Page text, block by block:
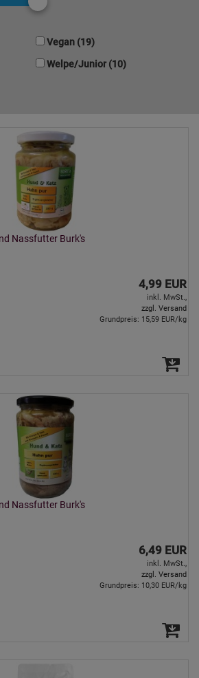
Vegan (19)
Welpe/Junior (10)
Nassfutter Burk's
4,99 EUR
inkl. MwSt.,
zzgl. Versand
Grundpreis: 15,59 EUR/kg
Nassfutter Burk's
6,49 EUR
inkl. MwSt.,
zzgl. Versand
Grundpreis: 10,30 EUR/kg